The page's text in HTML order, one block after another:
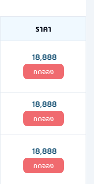
ราคา
18,888
กดจอง
18,888
กดจอง
18,888
กดจอง